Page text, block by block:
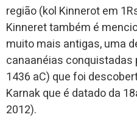
região (kol Kinnerot em
Kinneret também é
muito mais antigas, uma
canaanéias conquistadas
1436 aC) que foi
Karnak que é datado da
2012).